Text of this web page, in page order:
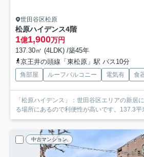
世田谷区松原
松原ハイデンス4階
1億1,900万円
137.30㎡ (4LDK) /築45年
京王井の頭線「東松原」駅 バス10分
角部屋 ルーフバルコニー 電気有 食
「松原ハイデンス」：世田谷区エリアの新居
る場所にあるので利便性が高いです。137.3平
中古マンション